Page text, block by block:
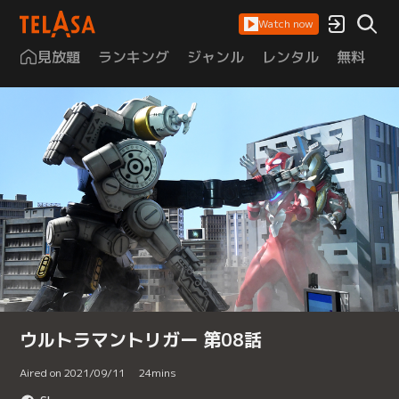
Watch now
見放題 ランキング ジャンル レンタル 無料
ウルトラマントリガー 第08話
Aired on 2021/09/11 24mins